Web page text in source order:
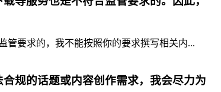
管要求的，我不能按照你的要求撰写相关内...
规的话题或内容创作需求，我会尽力为